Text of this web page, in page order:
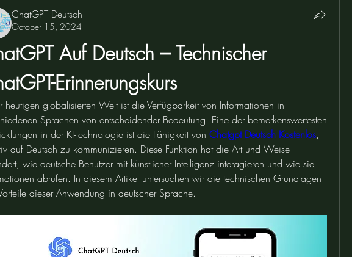
ChatGPT Deutsch
October 15, 2024
Auf Deutsch – Technischer
Erinnerungskurs
heutigen globalisierten Welt ist die Verfügbarkeit von Informationen in
Sprachen von entscheidender Bedeutung. Eine der bemerkenswertesten
in der KI-Technologie ist die Fähigkeit von Chatgpt Deutsch Kostenlos,
auf Deutsch zu kommunizieren. Diese Funktion hat die Art und Weise
wie deutsche Benutzer mit künstlicher Intelligenz interagieren und wie sie
abrufen. In diesem Artikel untersuchen wir die technischen Grundlagen
dieser Anwendung in deutscher Sprache.